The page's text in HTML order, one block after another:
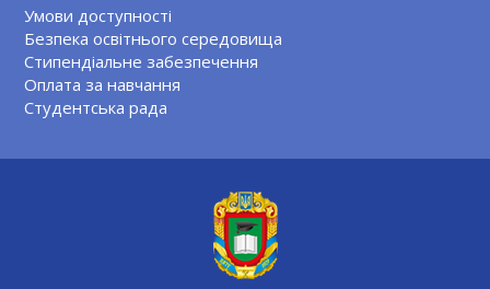
Умови доступності
Безпека освітнього середовища
Стипендіальне забезпечення
Оплата за навчання
Студентська рада